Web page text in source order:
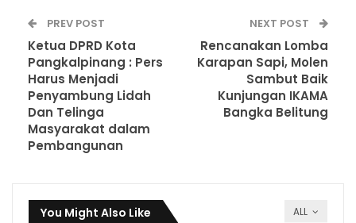
PREV POST
Ketua DPRD Kota
Pangkalpinang : Pers
Harus Menjadi
Penyambung Lidah
Dan Telinga
Masyarakat dalam
Pembangunan
NEXT POST
Rencanakan Lomba
Karapan Sapi, Molen
Sambut Baik
Kunjungan IKAMA
Bangka Belitung
ALL
You Might Also Like